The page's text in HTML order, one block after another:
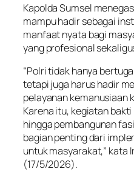
Kapolda Sumsel
mampu hadir sebagai
manfaat nyata bagi
yang profesional
“Polri tidak hanya
tetapi juga harus hadir
pelayanan kemanusiaan
Karena itu, kegiatan
hingga pembangunan
bagian penting dari
untuk masyarakat,” kata
(17/5/2026).